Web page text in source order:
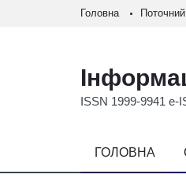
Головна
ISSN 1999-9941 e-
ГОЛОВНА